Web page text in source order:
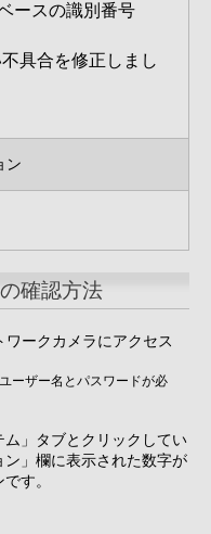
ースの識別番号
具合を修正しまし
ン
確認方法
ークカメラにアクセス
ーザー名とパスワードが必
」タブとクリックしてい
」欄に表示された数字が
す。